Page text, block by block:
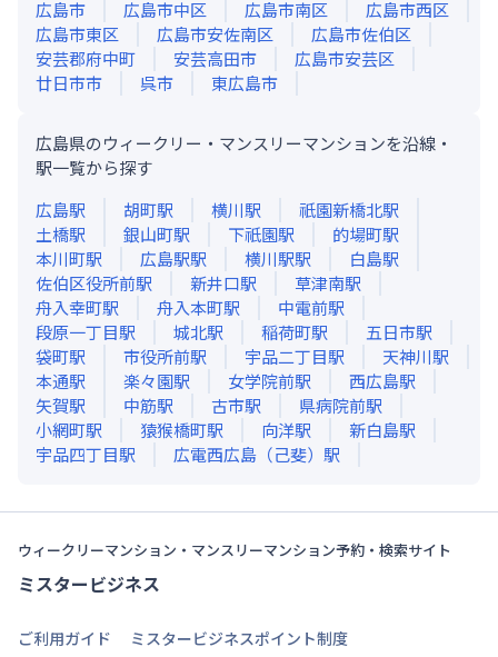
広島市
広島市中区 広島市南区
広島市西区
広島市東区
広島市安佐南区
広島市佐伯区
安芸郡府中町
安芸高田市
広島市安芸区
廿日市市
呉市 東広島市
広島県のウィークリー・マンスリーマンションを沿線・
駅一覧から探す
広島駅 胡町駅 横川駅 祇園新橋北駅
土橋駅 銀山町駅 下祇園駅 的場町駅
本川町駅 広島駅駅 横川駅駅 白島駅
佐伯区役所前駅 新井口駅 草津南駅
舟入幸町駅 舟入本町駅 中電前駅
段原一丁目駅 城北駅 稲荷町駅 五日市駅
袋町駅 市役所前駅 宇品二丁目駅 天神川駅
本通駅 楽々園駅 女学院前駅 西広島駅
矢賀駅 中筋駅 古市駅 県病院前駅
小網町駅 猿猴橋町駅 向洋駅 新白島駅
宇品四丁目駅 広電西広島（己斐） 駅
ウィークリーマンション・マンスリーマンション予約・検索サイト
ミスタービジネス
ご利用ガイド ミスタービジネスポイント制度